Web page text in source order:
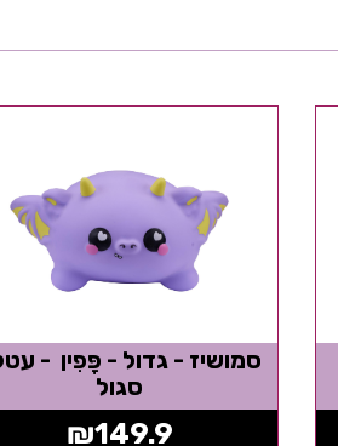
סמושיז - גדול - פָּפִין -
סגול
₪149.9